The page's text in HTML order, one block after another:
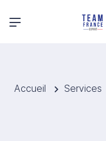
Menu principal
Accueil Services